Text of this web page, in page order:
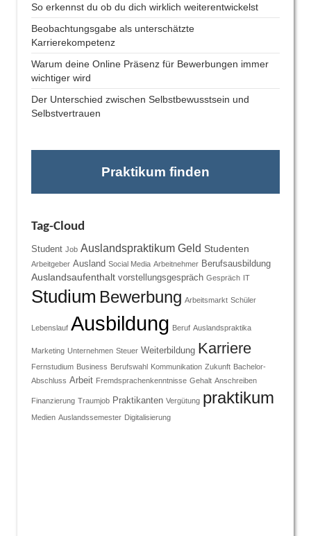
So erkennst du ob du dich wirklich weiterentwickelst
Beobachtungsgabe als unterschätzte
Karrierekompetenz
Warum deine Online Präsenz für Bewerbungen immer
wichtiger wird
Der Unterschied zwischen Selbstbewusstsein und
Selbstvertrauen
Praktikum finden
Tag-Cloud
Student Job Auslandspraktikum Geld Studenten
Arbeitgeber Ausland Social Media Arbeitnehmer Berufsausbildung
Auslandsaufenthalt vorstellungsgespräch Gespräch IT
Studium Bewerbung Arbeitsmarkt Schüler
Lebenslauf Ausbildung Beruf Auslandspraktika
Marketing Unternehmen Steuer Weiterbildung Karriere
Fernstudium Business Berufswahl Kommunikation Zukunft Bachelor-
Abschluss Arbeit Fremdsprachenkenntnisse Gehalt Anschreiben
Finanzierung Traumjob Praktikanten Vergütung praktikum
Medien Auslandssemester Digitalisierung